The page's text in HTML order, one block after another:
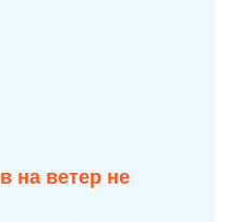
на ветер не